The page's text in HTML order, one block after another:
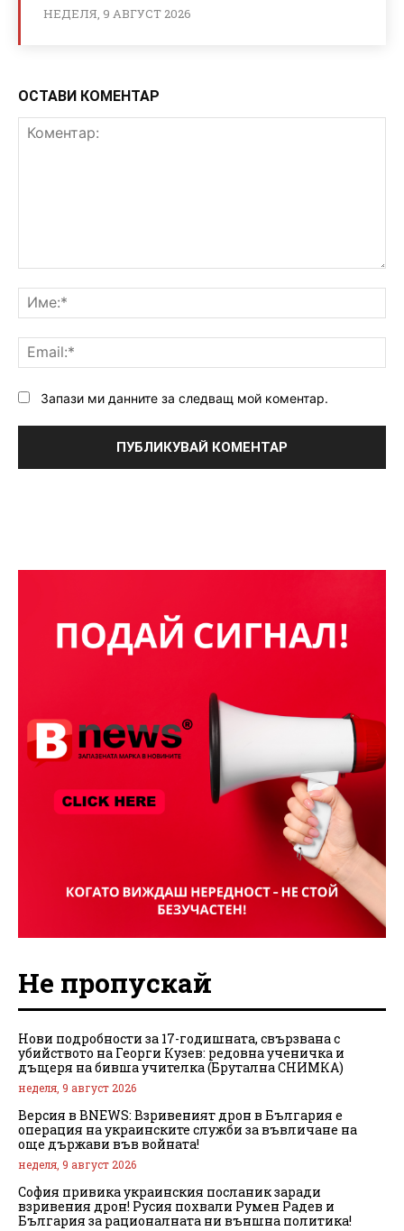
НЕДЕЛЯ, 9 АВГУСТ 2026
ОСТАВИ КОМЕНТАР
Запази ми данните за следващ мой коментар.
Не пропускай
Нови подробности за 17-годишната, свързвана с
убийството на Георги Кузев: редовна ученичка и
дъщеря на бивша учителка (Брутална СНИМКА)
неделя, 9 август 2026
Версия в BNEWS: Взривеният дрон в България е
операция на украинските служби за въвличане на
още държави във войната!
неделя, 9 август 2026
София привика украинския посланик заради
взривения дрон! Русия похвали Румен Радев и
България за рационалната ни външна политика!